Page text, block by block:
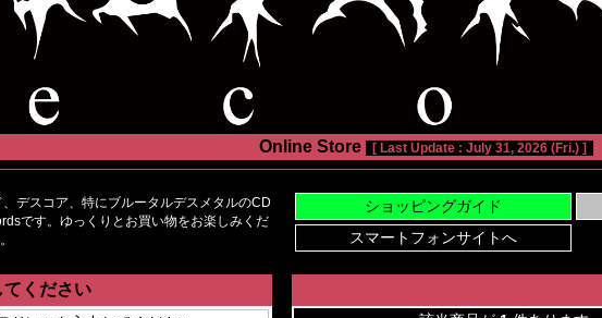
Online Store [ Last Update : July 31, 2026 (Fri.) ]
デスコア、特にブルータルデスメタルのCD
です。ゆっくりとお買い物をお楽しみくだ
ください